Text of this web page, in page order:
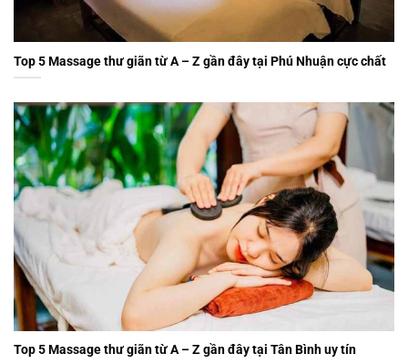
Top 5 Massage thư giãn từ A – Z gần đây tại Phú Nhuận cực chất
Top 5 Massage thư giãn từ A – Z gần đây tại Tân Bình uy tín